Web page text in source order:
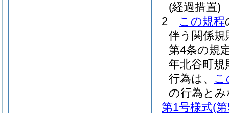
(経過措置)
2
この規程
伴う関係
第4条の規
年北谷町規
行為は、 こ
の行為と
第1号様式(